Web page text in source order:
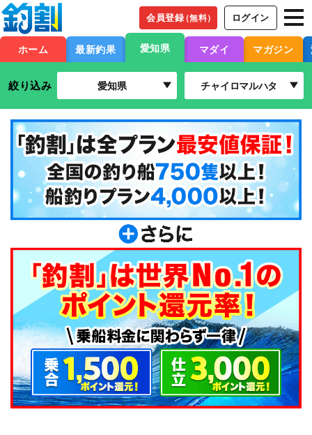
会員登録（無料） ログイン
ホーム 最新釣果 愛知県 マダイ マガジン
絞り込み 愛知県 チャイロマルハタ